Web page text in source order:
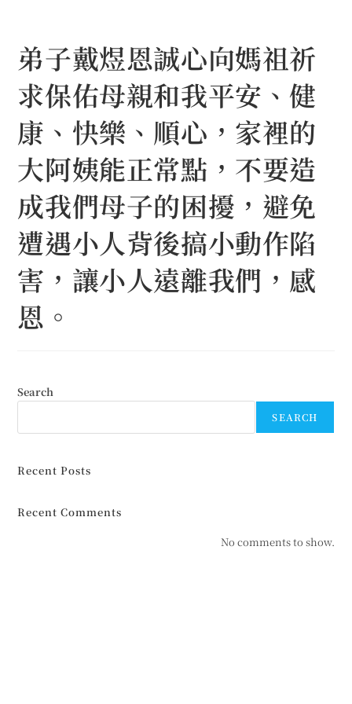
content弟子戴煜恩誠心向媽祖祈
求保佑母親和我平安、健
康、快樂、順心，家裡的
大阿姨能正常點，不要造
成我們母子的困擾，避免
遭遇小人背後搞小動作陷
害，讓小人遠離我們，感
恩。
Search
SEARCH
Recent Posts
Recent Comments
No comments to show.